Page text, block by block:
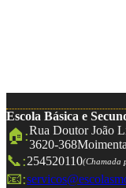
Escola Básica e
🏠:Rua Doutor João
3620-368
📞:254520110(Chamada
📧: